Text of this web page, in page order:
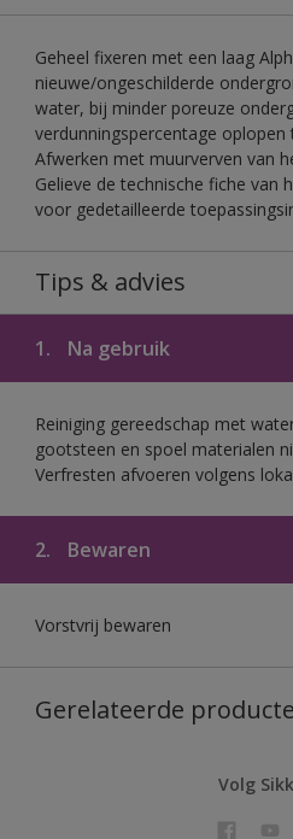
Geheel fixeren met een laag
nieuwe/ongeschilderde
water, bij minder poreuze
verdunningspercentage oplopen
Afwerken met muurverven van
Gelieve de technische fiche van
voor gedetailleerde
Tips & advies
1. Na gebruik
Reiniging gereedschap met
gootsteen en spoel materialen
Verfresten afvoeren volgens
2. Bewaren
Vorstvrij bewaren
Gerelateerde
Volg